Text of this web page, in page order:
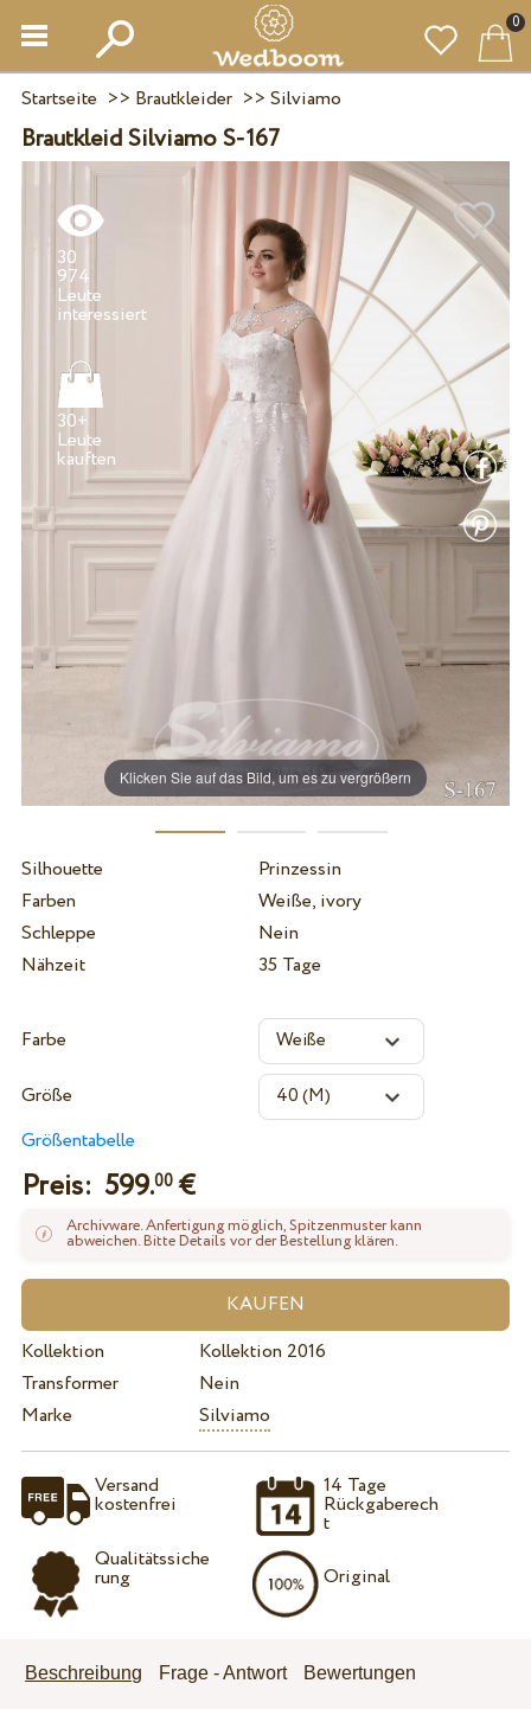
0
Startseite >> Brautkleider>> Silviamo
Brautkleid Silviamo S-167
Klicken Sie auf das Bild, um es zu vergrößern
30
974
Leute
30+
Leute
Silhouette
Prinzessin
Farben
Weiße, ivory
Schleppe
Nein
Nähzeit
35 Tage
Farbe
Größe
Größentabelle
Preis: 599.00€
Archivware. Anfertigung möglich, Spitzenmuster kann
abweichen. Bitte Details vor der Bestellung klären.
Kollektion
Kollektion 2016
Transformer
Nein
Marke
Silviamo
Versand
kostenfrei
Qualitätssiche
rung
14 Tage
Rückgaberech
t
Original
Beschreibung Frage - Antwort Bewertungen